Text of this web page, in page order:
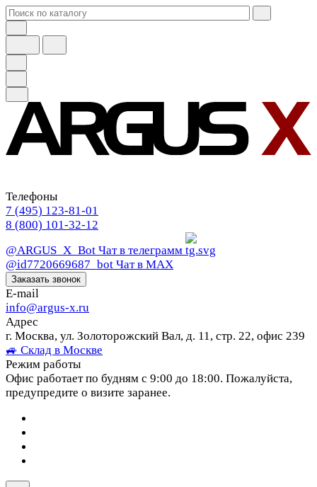
Телефоны
7 (495) 123-81-01
8 (800) 101-32-12
@ARGUS_X_Bot Чат в телеграмм
@id7720669687_bot Чат в МАХ
Заказать звонок
E-mail
info@argus-x.ru
Адрес
г. Москва, ул. Золоторожский Вал, д. 11, стр. 22, офис 239
🚙 Склад в Москве
Режим работы
Офис работает по будням с 9:00 до 18:00. Пожалуйста,
предупредите о визите заранее.